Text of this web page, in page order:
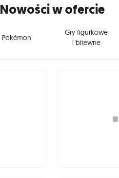
Nowości w ofercie
Pokémon
Gry figurkowe
i bitewne